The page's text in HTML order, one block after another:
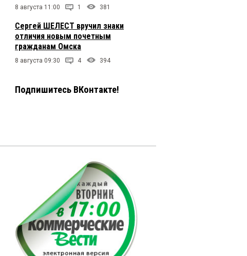
8 августа 11:00 1 381
Сергей ШЕЛЕСТ вручил знаки
отличия новым почетным
гражданам Омска
8 августа 09:30 4 394
Подпишитесь ВКонтакте!